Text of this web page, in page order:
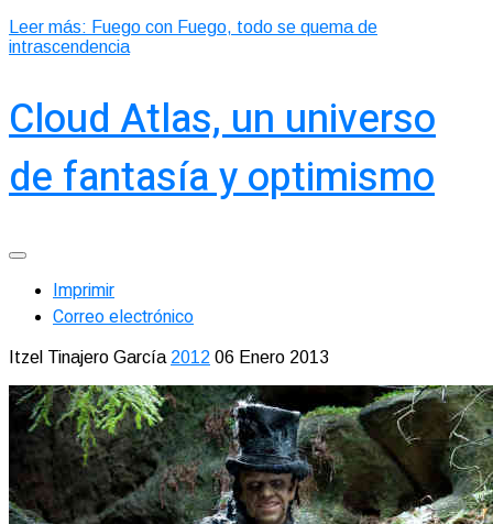
Leer más: Fuego con Fuego, todo se quema de
intrascendencia
Cloud Atlas, un universo
de fantasía y optimismo
Imprimir
Correo electrónico
Itzel Tinajero García 2012 06 Enero 2013